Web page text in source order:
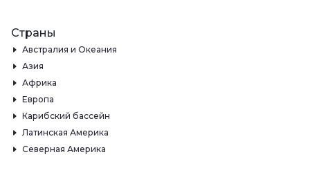
Страны
Австралия и Океания
Азия
Африка
Европа
Карибский бассейн
Латинская Америка
Северная Америка